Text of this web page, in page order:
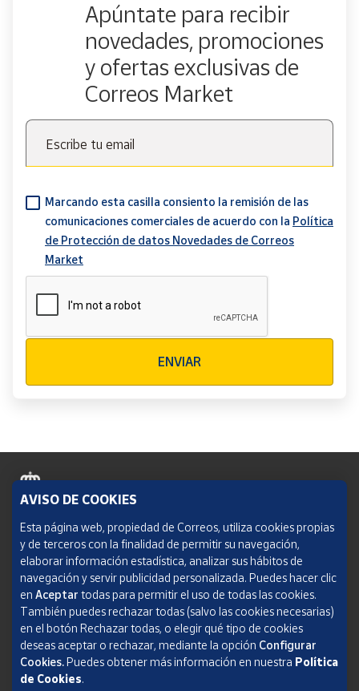
Apúntate para recibir
novedades, promociones
y ofertas exclusivas de
Correos Market
Escribe tu email
Marcando esta casilla consiento la remisión de las
comunicaciones comerciales de acuerdo con la Política
de Protección de datos Novedades de Correos
Market
ENVIAR
Política de cookies
Aviso legal
Condiciones del servicio
Política de Privacidad Web
Informe de transparencia
SOCIEDAD ESTATAL CORREOS Y TELÉGRAFOS, S.A., S.M.E. Todos los derechos
AVISO DE COOKIES
Esta página web, propiedad de Correos, utiliza cookies propias
y de terceros con la finalidad de permitir su navegación,
elaborar información estadística, analizar sus hábitos de
navegación y servir publicidad personalizada. Puedes hacer clic
en Aceptar todas para permitir el uso de todas las cookies.
También puedes rechazar todas (salvo las cookies necesarias)
en el botón Rechazar todas, o elegir qué tipo de cookies
deseas aceptar o rechazar, mediante la opción Configurar
Cookies.Puedes obtener más información en nuestra Política
de Cookies.